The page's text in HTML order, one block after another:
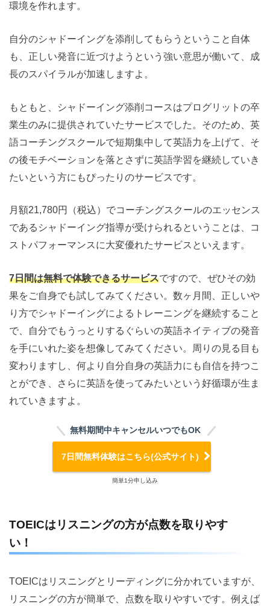
環境を作れます。
自分のシャドーイングを添削してもらうということ自体
も、正しい発音に近づけようという強い意思が働いて、成
長のスパイラルが加速しますよ。
もともと、シャドーイング添削コースはプログリットの卒
業生のみに提供されていたサービスでした。そのため、英
語コーチングスクールで短期集中して英語力を上げて、そ
の後モチベーションを落とさずに英語学習を継続していき
たいという方にもぴったりのサービスです。
月額21,780円（税込）でコーチングスクールのエッセンス
であるシャドーイング指導が受けられるということは、コ
ストパフォーマンスに大変優れたサービスといえます。
7日間は無料で体験できるサービスですので、ぜひその効
果をご自身でも試してみてください。数ヶ月間、正しいや
り方でシャドーイングによるトレーニングを継続すること
で、自分でもうっとりするぐらいの英語ネイティブの発音
を手にいれた姿を想像してみてください。周りの見る目も
変わりますし、何より自分自身の英語力にも自信を持つこ
とができ、さらに英語を使ってみたいという好循環が生ま
れていきますよ。
無料期間中キャンセルいつでもOK
7日間無料体験はこちら(公式サイト)
簡単1分申し込み
TOEICはリスニングの方が点数を取りやす
い！
TOEICはリスニングとリーディングに分かれていますが、
リスニングの方が簡単で、点数を取りやすいです。例えば